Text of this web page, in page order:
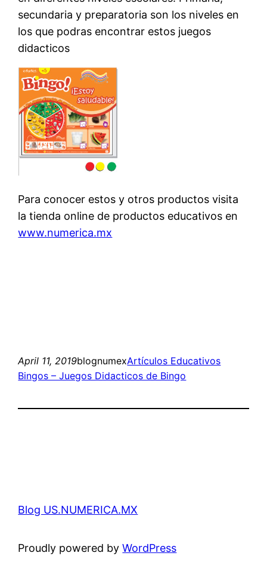
secundaria y preparatoria son los niveles en
los que podras encontrar estos juegos
didacticos
Para conocer estos y otros productos visita
la tienda online de productos educativos en
www.numerica.mx
April 11, 2019blognumexArtículos Educativos
Bingos – Juegos Didacticos de Bingo
Blog US.NUMERICA.MX
Proudly powered byWordPress